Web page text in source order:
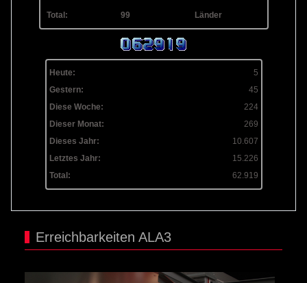
Total: 99 Länder
Heute:
5
Gestern:
45
Diese Woche:
224
Dieser Monat:
269
Dieses Jahr:
10.607
Letztes Jahr:
15.226
Total:
62.919
Erreichbarkeiten ALA3